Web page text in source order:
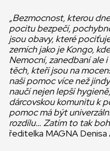
„Bezmocnost, kterou
pocitu bezpečí,
jsou obavy, které
zemích jako je Kongo,
Nemocní, zanedbaní ale
těch, kteří jsou na
naši pomoc více než
naučí nejen lepší
dárcovskou komunitu k
pomoc má být
rozdílu… Zatím to tak
ředitelka MAGNA Denisa